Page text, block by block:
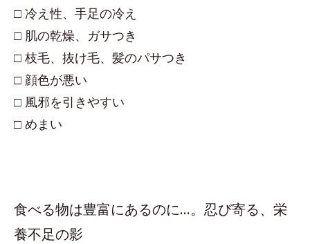
□ 冷え性、手足の冷え
□ 肌の乾燥、ガサつき
□ 枝毛、抜け毛、髪のパサつき
□ 顔色が悪い
□ 風邪を引きやすい
□ めまい
食べる物は豊富にあるのに…。忍び寄る、栄
養不足の影